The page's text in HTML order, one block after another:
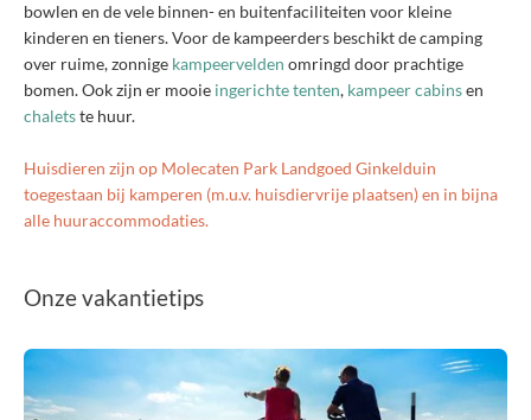
bowlen en de vele binnen- en buitenfaciliteiten voor kleine
kinderen en tieners. Voor de kampeerders beschikt de camping
over ruime, zonnige kampeervelden omringd door prachtige
bomen. Ook zijn er mooie ingerichte tenten, kampeer cabinsen
chaletste huur.
Huisdieren zijn op Molecaten Park Landgoed Ginkelduin
toegestaan bij kamperen (m.u.v. huisdiervrije plaatsen) en in bijna
alle huuraccommodaties.
Onze vakantietips